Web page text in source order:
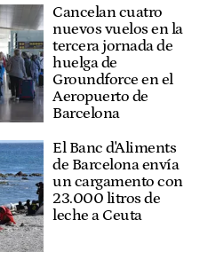
Cancelan cuatro
nuevos vuelos en la
tercera jornada de
huelga de
Groundforce en el
Aeropuerto de
Barcelona
El Banc d'Aliments
de Barcelona envía
un cargamento con
23.000 litros de
leche a Ceuta